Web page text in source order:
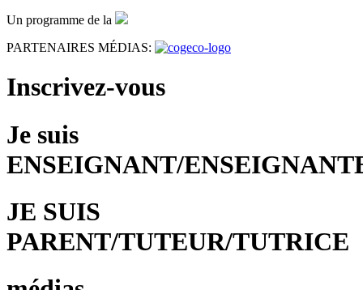
Un programme de la
PARTENAIRES MÉDIAS:
Inscrivez-vous
Je suis
ENSEIGNANT/
JE SUIS
PARENT/TUTEUR/TUTRICE